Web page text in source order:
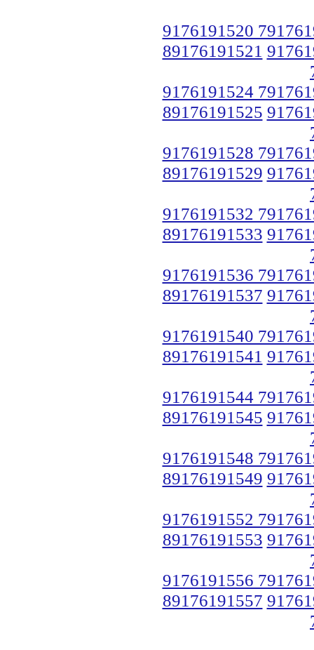
9176191520
89176191521
9176191524
89176191525
9176191528
89176191529
9176191532
89176191533
9176191536
89176191537
9176191540
89176191541
9176191544
89176191545
9176191548
89176191549
9176191552
89176191553
9176191556
89176191557